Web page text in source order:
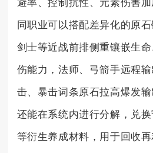
避率、控制抗性、元素伤害
同职业可以搭配差异化的原
剑士等近战前排侧重镶嵌生
伤能力，法师、弓箭手远程
击、暴击词条原石拉高爆发
还能在系统内进行分解，兑
等衍生养成材料，用于回收